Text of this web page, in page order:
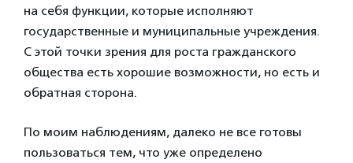
на себя функции, которые исполняют
государственные и муниципальные учреждения.
С этой точки зрения для роста гражданского
общества есть хорошие возможности, но есть и
обратная сторона.
По моим наблюдениям, далеко не все готовы
пользоваться тем, что уже определено